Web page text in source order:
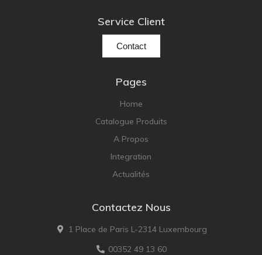
Service Client
Contact
Pages
Home
Catalogue Produits
A Propos
Integration
Actualités
Contactez Nous
1 Place de Paris L-2314 Luxembourg
00352 49 13 60